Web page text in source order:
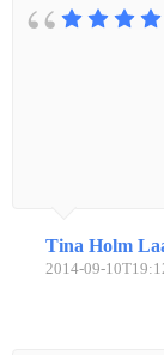
Tina Holm
2014-09-